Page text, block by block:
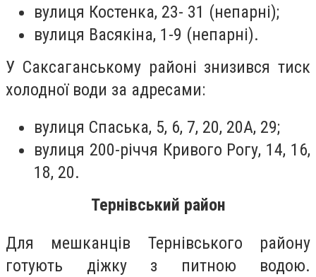
вулиця Костенка, 23- 31 (непарні);
вулиця Васякіна, 1-9 (непарні).
У Саксаганському районі знизився тиск
холодної води за адресами:
вулиця Спаська, 5, 6, 7, 20, 20А, 29;
вулиця 200-річчя Кривого Рогу, 14, 16,
18, 20.
Тернівський район
Для мешканців Тернівського району
готують діжку з питною водою.